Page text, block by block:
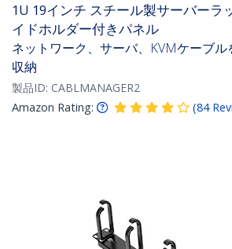
1U 19インチ スチール製サーバーラ
イドホルダー付きパネル
ネットワーク、サーバ、KVMケーブ
収納
製品ID: CABLMANAGER2
Amazon Rating:
(84